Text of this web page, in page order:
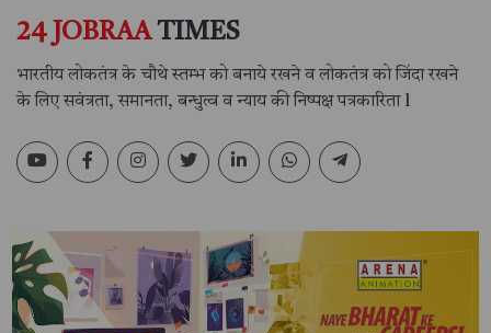
24 JOBRAATIMES
भारतीय लोकतंत्र के चौथे स्तम्भ को बनाये रखने व लोकतंत्र को जिंदा रखने
के लिए सवंत्रता, समानता, बन्धुत्व व न्याय की निष्पक्ष पत्रकारिता l